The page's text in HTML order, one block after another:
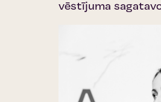
vēstījuma